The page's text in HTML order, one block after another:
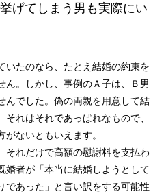
げてしまう男も実際にい
いたのなら、たとえ結婚の約束を
ん。しかし、事例のＡ子は、Ｂ男
んでした。偽の両親を用意して結
れはそれであっぱれなもので、
ないともいえます。
それだけで高額の慰謝料を支払わ
婚者が「本当に結婚しようとして
であった」と言い訳をする可能性